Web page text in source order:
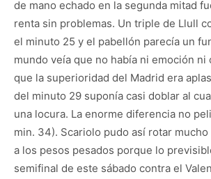
de mano echado en la segunda mitad
renta sin problemas. Un triple de Llull
el minuto 25 y el pabellón parecía un
mundo veía que no había ni emoción
que la superioridad del Madrid era
del minuto 29 suponía casi doblar al
una locura. La enorme diferencia no
min. 34). Scariolo pudo así rotar
a los pesos pesados porque lo
semifinal de este sábado contra el